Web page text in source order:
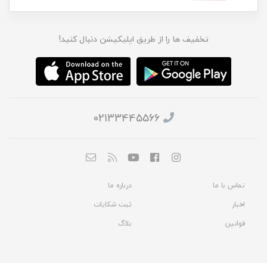
تخفیف ها را از طریق اپلیکیشن دنبال کنید!
02133445566
تماس با ما
درباره ما
اخبار
ثبت شکایات
قوانین
بلاگ